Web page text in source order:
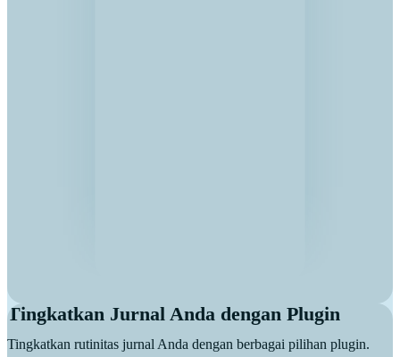
Tingkatkan Jurnal Anda dengan Plugin
Tingkatkan rutinitas jurnal Anda dengan berbagai pilihan plugin.